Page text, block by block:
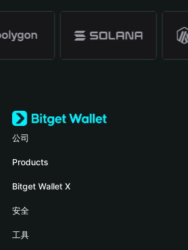
公司
關於 Bitget Wallet
部落格
學院
加密資訊
Products
Crypto Card
Stablecoin Earn
Payfi Crypto
Bitget Wallet X
開發者文件
連接錢包
安全
風險保障基金
工具